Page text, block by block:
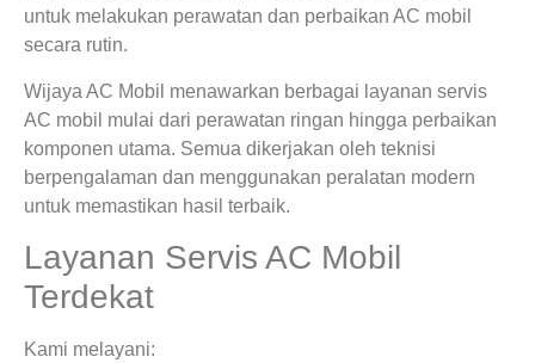
untuk melakukan perawatan dan perbaikan AC mobil
secara rutin.
Wijaya AC Mobil menawarkan berbagai layanan servis
AC mobil mulai dari perawatan ringan hingga perbaikan
komponen utama. Semua dikerjakan oleh teknisi
berpengalaman dan menggunakan peralatan modern
untuk memastikan hasil terbaik.
Layanan Servis AC Mobil
Terdekat
Kami melayani: